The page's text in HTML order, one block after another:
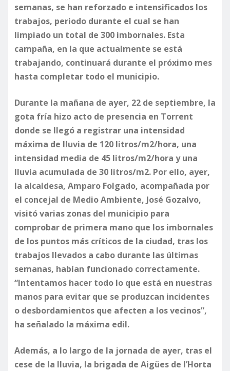
semanas, se han reforzado e intensificados los
trabajos, periodo durante el cual se han
limpiado un total de 300 imbornales. Esta
campaña, en la que actualmente se está
trabajando, continuará durante el próximo mes
hasta completar todo el municipio.
​Durante la mañana de ayer, 22 de septiembre, la
gota fría hizo acto de presencia en Torrent
donde se llegó a registrar una intensidad
máxima de lluvia de 120 litros/m2/hora, una
intensidad media de 45 litros/m2/hora y una
lluvia acumulada de 30 litros/m2. Por ello, ayer,
la alcaldesa, Amparo Folgado, acompañada por
el concejal de Medio Ambiente, José Gozalvo,
visitó varias zonas del municipio para
comprobar de primera mano que los imbornales
de los puntos más críticos de la ciudad, tras los
trabajos llevados a cabo durante las últimas
semanas, habían funcionado correctamente.
“Intentamos hacer todo lo que está en nuestras
manos para evitar que se produzcan incidentes
o desbordamientos que afecten a los vecinos”,
ha señalado la máxima edil.
Además, a lo largo de la jornada de ayer, tras el
cese de la lluvia, la brigada de Aigües de l’Horta